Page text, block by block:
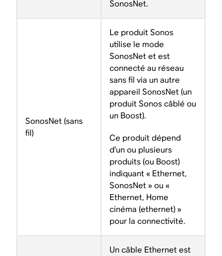
SonosNet.
SonosNet (sans
fil)
Le produit Sonos
utilise le mode
SonosNet et est
connecté au réseau
sans fil via un autre
appareil SonosNet (un
produit Sonos câblé ou
un Boost).
Ce produit dépend
d’un ou plusieurs
produits (ou Boost)
indiquant « Ethernet,
SonosNet » ou «
Ethernet, Home
cinéma (ethernet) »
pour la connectivité.
Un câble Ethernet est